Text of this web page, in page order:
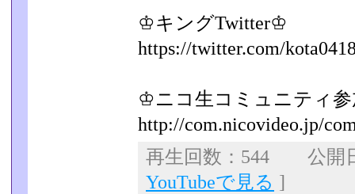
♔キングTwitter♔
https://twitter.com/
♔ニコ生コミュニティ
http://com.nicovideo.jp/
再生回数：544 公開
YouTubeで見る ]